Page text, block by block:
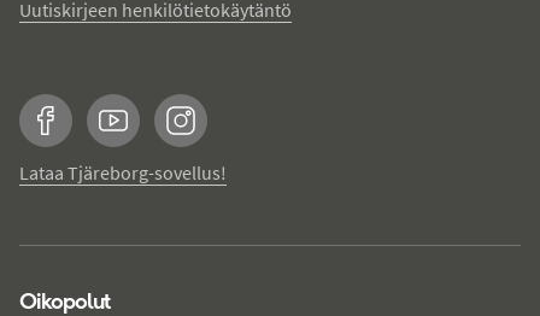
Uutiskirjeen henkilötietokäytäntö
FacebookYouTubeInstagram
Lataa Tjäreborg-sovellus!
Oikopolut